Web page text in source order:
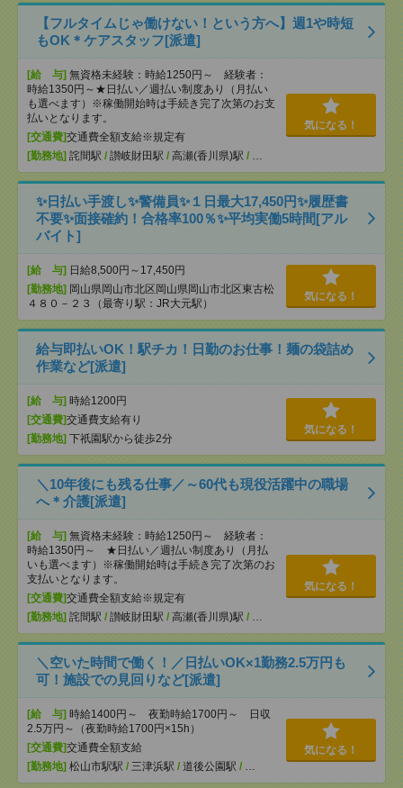
【フルタイムじゃ働けない！という方へ】週1や時短
もOK＊ケアスタッフ[派遣]
[給 与] 無資格未経験：時給1250円～ 経験者：
時給1350円～★日払い／週払い制度あり（月払い
も選べます）※稼働開始時は手続き完了次第のお支
払いとなります。
[交通費]交通費全額支給※規定有
[勤務地] 詫間駅 / 讃岐財田駅 / 高瀬(香川県)駅 / …
気になる！
✨日払い手渡し✨警備員✨１日最大17,450円✨履歴書
不要✨面接確約！合格率100％✨平均実働5時間[アル
バイト]
[給 与] 日給8,500円～17,450円
[勤務地] 岡山県岡山市北区岡山県岡山市北区東古松
４８０－２３（最寄り駅：JR大元駅）
気になる！
給与即払いOK！駅チカ！日勤のお仕事！麺の袋詰め
作業など[派遣]
[給 与] 時給1200円
[交通費]交通費支給有り
[勤務地] 下祇園駅から徒歩2分
気になる！
＼10年後にも残る仕事／～60代も現役活躍中の職場
へ＊介護[派遣]
[給 与] 無資格未経験：時給1250円～ 経験者：
時給1350円～ ★日払い／週払い制度あり（月払
いも選べます）※稼働開始時は手続き完了次第のお
支払いとなります。
[交通費]交通費全額支給※規定有
[勤務地] 詫間駅 / 讃岐財田駅 / 高瀬(香川県)駅 / …
気になる！
＼空いた時間で働く！／日払いOK×1勤務2.5万円も
可！施設での見回りなど[派遣]
[給 与] 時給1400円～ 夜勤時給1700円～ 日収
2.5万円～（夜勤時給1700円×15h）
[交通費]交通費全額支給
[勤務地] 松山市駅駅 / 三津浜駅 / 道後公園駅 / …
気になる！